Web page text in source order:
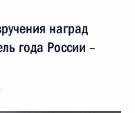
наград
года России –